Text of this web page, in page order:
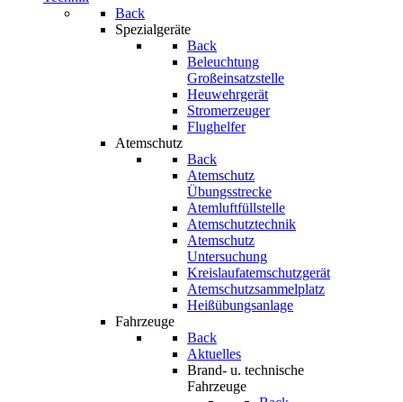
Back
Spezialgeräte
Back
Beleuchtung
Großeinsatzstelle
Heuwehrgerät
Stromerzeuger
Flughelfer
Atemschutz
Back
Atemschutz
Übungsstrecke
Atemluftfüllstelle
Atemschutztechnik
Atemschutz
Untersuchung
Kreislaufatemschutzgerät
Atemschutzsammelplatz
Heißübungsanlage
Fahrzeuge
Back
Aktuelles
Brand- u. technische
Fahrzeuge